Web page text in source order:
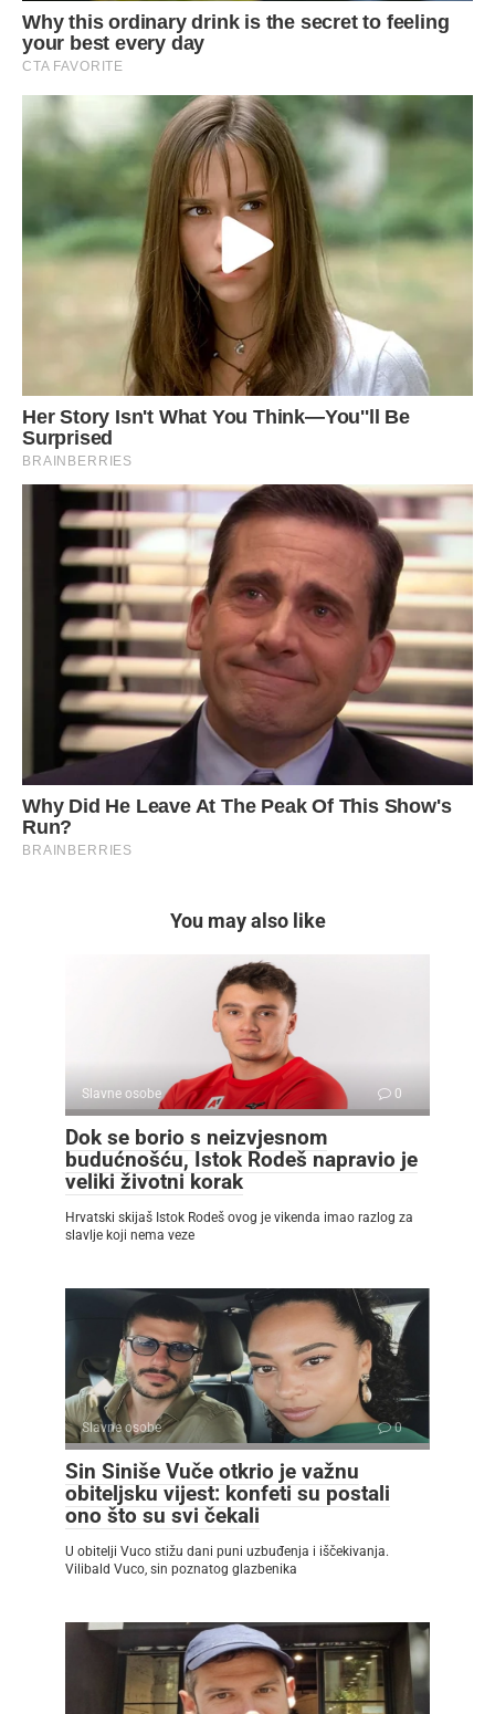
You may also like
Slavne osobe 0
Dok se borio s neizvjesnom
budućnošću, Istok Rodeš napravio je
veliki životni korak
Hrvatski skijaš Istok Rodeš ovog je vikenda imao razlog za
slavlje koji nema veze
Slavne osobe 0
Sin Siniše Vuče otkrio je važnu
obiteljsku vijest: konfeti su postali
ono što su svi čekali
U obitelji Vuco stižu dani puni uzbuđenja i iščekivanja.
Vilibald Vuco, sin poznatog glazbenika